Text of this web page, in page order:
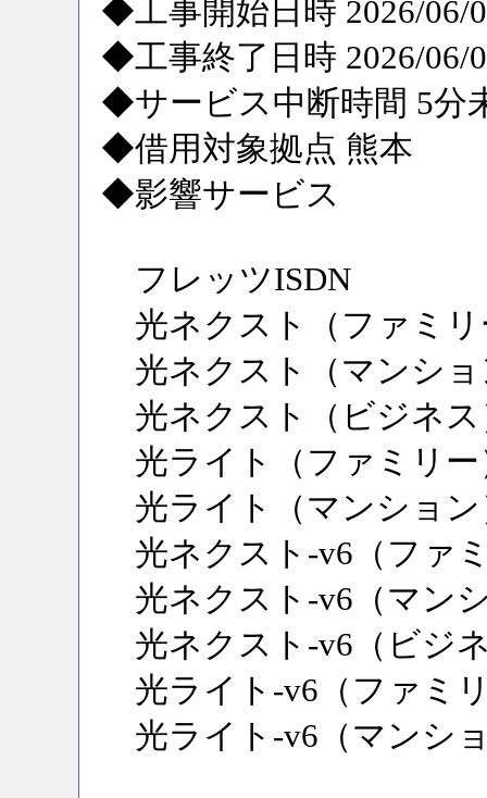
◆工事開始日時 2026/06/
◆工事終了日時 2026/06/
◆サービス中断時間 5分
◆借用対象拠点 熊本
◆影響サービス
フレッツISDN
光ネクスト（ファミリ
光ネクスト（マンショ
光ネクスト（ビジネス
光ライト（ファミリー
光ライト（マンション
光ネクスト-v6（ファ
光ネクスト-v6（マン
光ネクスト-v6（ビジ
光ライト-v6（ファミ
光ライト-v6（マンシ